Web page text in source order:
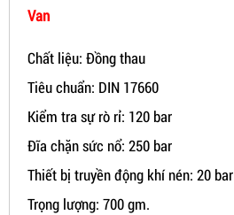
Van
Chất liệu: Đồng thau
Tiêu chuẩn: DIN 17660
Kiểm tra sự rò rỉ: 120 bar
Đĩa chặn sức nổ: 250 bar
Thiết bị truyền động khí nén: 20 bar
Trọng lượng: 700 gm.